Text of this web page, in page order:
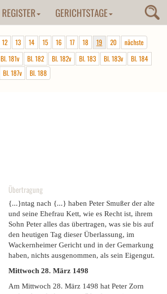
REGISTER GERICHTSTAGE
12 13 14 15 16 17 18 19 20
nächste
Bl. 181v Bl. 182 Bl. 182v Bl. 183 Bl. 183v
Bl. 184
Bl. 187v Bl. 188
Übertragung
{...}ntag nach {...} haben Peter Smußer der alte
und seine Ehefrau Kett, wie es Recht ist, ihrem
Sohn Peter alles das übertragen, was sie bis auf
den heutigen Tag dieser Überlassung, im
Wackernheimer Gericht und in der Gemarkung
haben, nichts ausgenommen, als sein Eigengut.
Mittwoch 28. März 1498
Am Mittwoch 28. März 1498 hat Peter Zorn